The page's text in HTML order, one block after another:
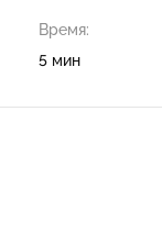
Время:
5 мин